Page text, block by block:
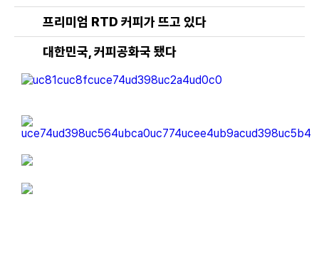
프리미엄 RTD 커피가 뜨고 있다
대한민국, 커피공화국 됐다